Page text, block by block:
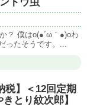
？ 僕はo(●´ω｀●)oわ
ったそうです。...
税】＜12回定期
とり紋次郎】